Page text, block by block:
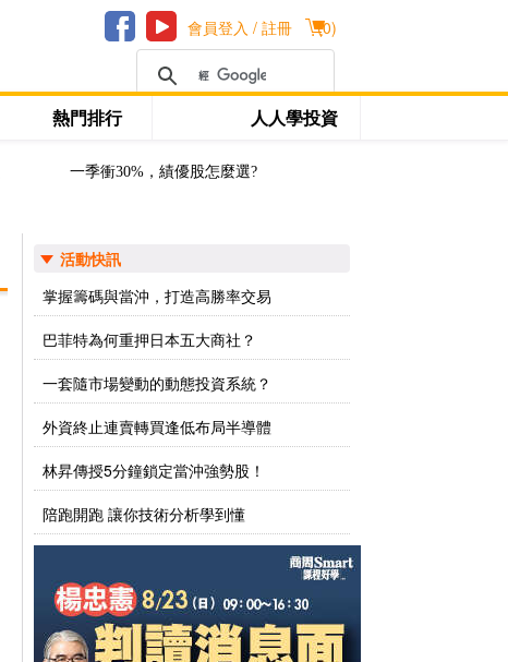
(0)
會員登入 / 註冊
熱門排行 人人學投資
一季衝30%，績優股怎麼選?
活動快訊
掌握籌碼與當沖，打造高勝率交易
巴菲特為何重押日本五大商社？
一套隨市場變動的動態投資系統？
外資終止連賣轉買逢低布局半導體
林昇傳授5分鐘鎖定當沖強勢股！
陪跑開跑 讓你技術分析學到懂